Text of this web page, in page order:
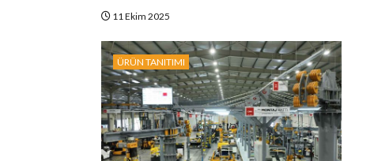
11 Ekim 2025
ÜRÜN TANITIMI